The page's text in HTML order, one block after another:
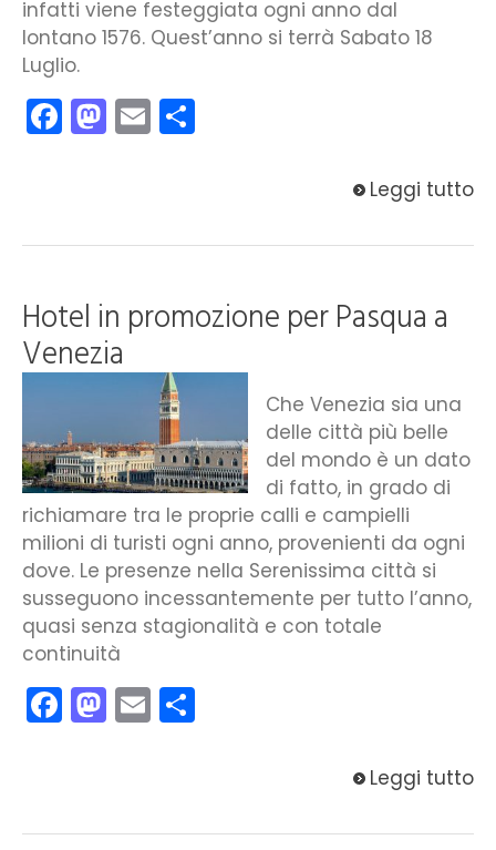
infatti viene festeggiata ogni anno dal
lontano 1576. Quest’anno si terrà Sabato 18
Luglio.
Facebook
Mastodon
Email
Leggi tutto
Hotel in promozione per Pasqua a
Venezia
Che Venezia sia una
delle città più belle
del mondo è un dato
di fatto, in grado di
richiamare tra le proprie calli e campielli
milioni di turisti ogni anno, provenienti da ogni
dove. Le presenze nella Serenissima città si
susseguono incessantemente per tutto l’anno,
quasi senza stagionalità e con totale
continuità
Facebook
Mastodon
Email
Leggi tutto